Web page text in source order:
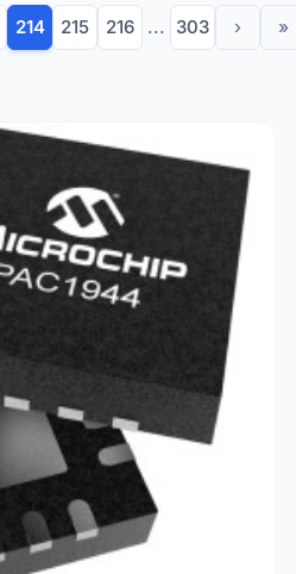
214 215 216 ... 303 › »